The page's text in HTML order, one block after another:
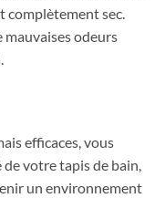
complètement sec.
mauvaises odeurs
efficaces, vous
votre tapis de bain,
un environnement